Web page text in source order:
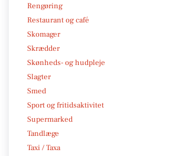
Rengøring
Restaurant og café
Skomager
Skrædder
Skønheds- og hudpleje
Slagter
Smed
Sport og fritidsaktivitet
Supermarked
Tandlæge
Taxi / Taxa